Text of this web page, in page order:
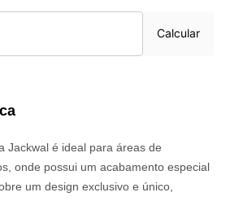
Calcular
Jackwal é ideal para áreas de
onde possui um acabamento especial
um design exclusivo e único,